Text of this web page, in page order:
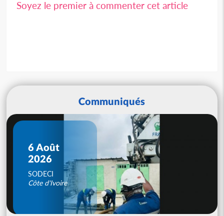
Soyez le premier à commenter cet article
Communiqués
6 Août
2026
SODECI
Côte d'Ivoire